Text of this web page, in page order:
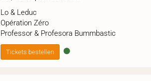
Lo & Leduc
Opération Zéro
Professor & Profesora Bummbastic
Tickets bestellen